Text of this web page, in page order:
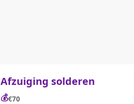
Afzuiging solderen
💰€70